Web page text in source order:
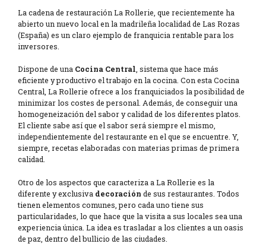
La cadena de restauración La Rollerie, que recientemente ha
abierto un nuevo local en la madrileña localidad de Las Rozas
(España) es un claro ejemplo de franquicia rentable para los
inversores.
Dispone de una Cocina Central, sistema que hace más
eficiente y productivo el trabajo en la cocina. Con esta Cocina
Central, La Rollerie ofrece a los franquiciados la posibilidad de
minimizar los costes de personal. Además, de conseguir una
homogeneización del sabor y calidad de los diferentes platos.
El cliente sabe así que el sabor será siempre el mismo,
independientemente del restaurante en el que se encuentre. Y,
siempre, recetas elaboradas con materias primas de primera
calidad.
Otro de los aspectos que caracteriza a La Rollerie es la
diferente y exclusiva decoración de sus restaurantes. Todos
tienen elementos comunes, pero cada uno tiene sus
particularidades, lo que hace que la visita a sus locales sea una
experiencia única. La idea es trasladar a los clientes a un oasis
de paz, dentro del bullicio de las ciudades.